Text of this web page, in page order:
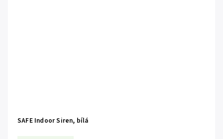
SAFE Indoor Siren, bílá